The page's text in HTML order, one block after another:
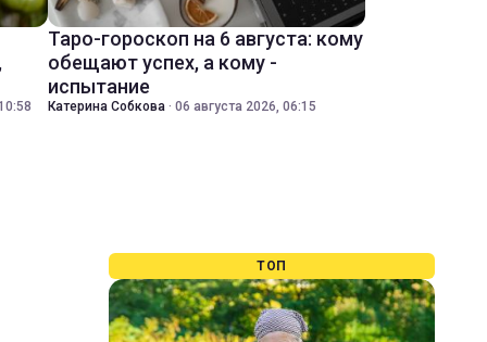
Таро-гороскоп на 6 августа: кому
обещают успех, а кому -
испытание
Катерина Собкова · 06 августа 2026, 06:15
ТОП